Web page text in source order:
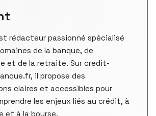
rédacteur passionné spécialisé
de la banque, de
et de la retraite. Sur credit-
il propose des
claires et accessibles pour
les enjeux liés au crédit, à
et à la bourse.